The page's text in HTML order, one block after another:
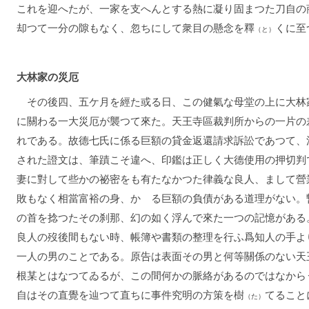
これを迎へたが、一家を支へんとする熱に凝り固まつた刀自
却つて一分の隙もなく、忽ちにして衆目の懸念を釋 （と） くに
大林家の災厄
その後四、五ケ月を經た或る日、この健氣な母堂の上に大
に關わる一大災厄が襲つて來た。天王寺區裁判所からの一片
れである。故德七氏に係る巨額の貸金返還請求訴訟であつて
された證文は、筆蹟こそ違へ、印鑑は正しく大德使用の押切
妻に對して些かの祕密をも有たなかつた律義な良人、まして營
敗もなく相當富裕の身、かゝる巨額の負債がある道理がない
の首を捻つたその刹那、幻の如く浮んで來た一つの記憶がある
良人の歿後間もない時、帳簿や書類の整理を行ふ爲知人の手
一人の男のことである。原告は表面その男と何等關係のない天
根某とはなつてゐるが、この間何かの脈絡があるのではなから
自はその直覺を辿つて直ちに事件究明の方策を樹 （た） てること